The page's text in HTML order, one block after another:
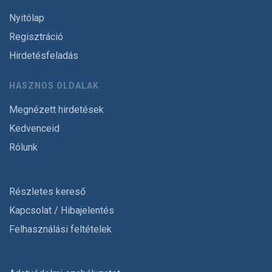
Nyitólap
Regisztráció
Hirdetésfeladás
HASZNOS OLDALAK
Megnézett hirdetések
Kedvenceid
Rólunk
Részletes kereső
Kapcsolat / Hibajelentés
Felhasználási feltételek